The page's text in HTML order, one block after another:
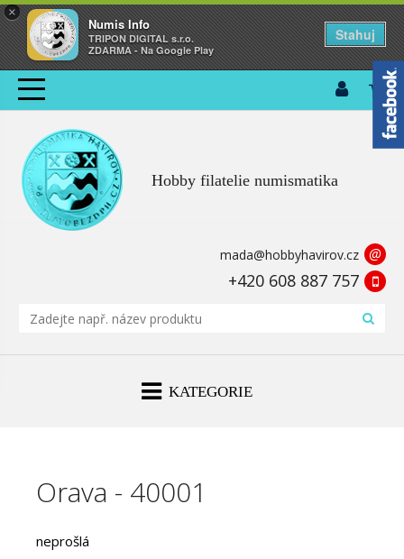
×
Numis Info
TRIPON DIGITAL s.r.o.
ZDARMA - Na Google Play
Stahuj
Hobby filatelie numismatika
mada@hobbyhavirov.cz @
+420 608 887 757
KATEGORIE
Orava - 40001
neprošlá